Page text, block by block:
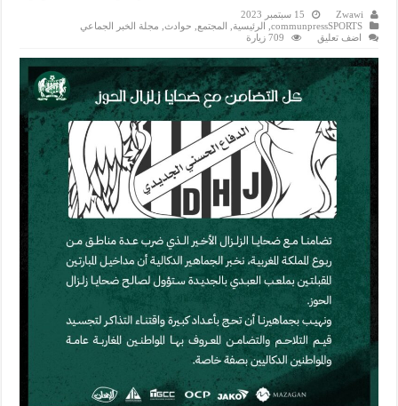
Zwawi
15 سبتمبر 2023
communpressSPORTS الرئيسية المجتمع حوادث مجلة الخبر الجماعي
اضف تعليق
709 زيارة